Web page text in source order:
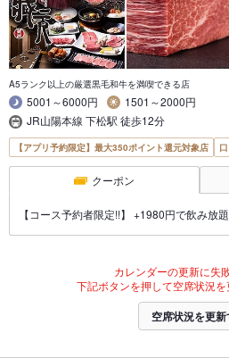
A5ランク以上の厳選黒毛和牛を満喫できる店
5001～6000円
1501～2000円
JR山陽本線 下松駅 徒歩12分
【アプリ予約限定】最大350ポイント還元対象店
クーポン
【コース予約者限定!!】 +1980円で飲み放
カレンダーの更新に失
下記ボタンを押して空席状況を
空席状況を更新